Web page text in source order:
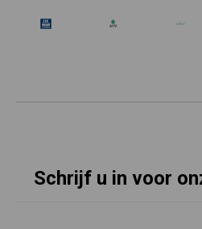
Schrijf u in voor